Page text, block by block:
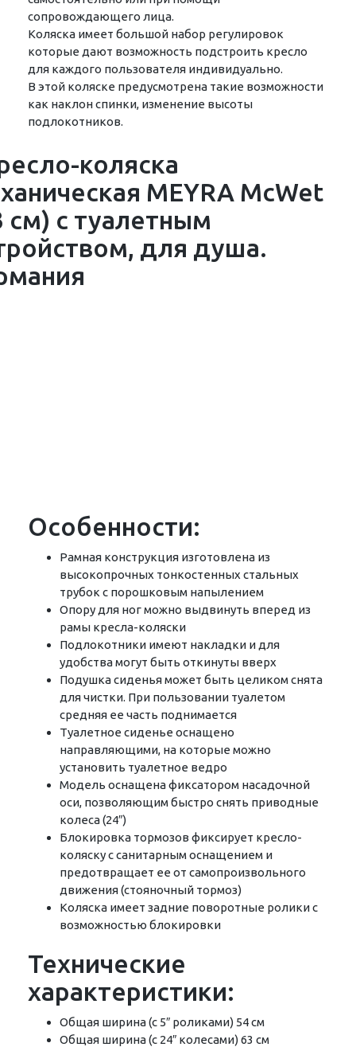
сопровождающего лица.
Коляска имеет большой набор регулировок
которые дают возможность подстроить кресло
для каждого пользователя индивидуально.
В этой коляске предусмотрена такие возможности
как наклон спинки, изменение высоты
подлокотников.
Особенности:
Рамная конструкция изготовлена из
высокопрочных тонкостенных стальных
трубок с порошковым напылением
Опору для ног можно выдвинуть вперед из
рамы кресла-коляски
Подлокотники имеют накладки и для
удобства могут быть откинуты вверх
Подушка сиденья может быть целиком снята
для чистки. При пользовании туалетом
средняя ее часть поднимается
Туалетное сиденье оснащено
направляющими, на которые можно
установить туалетное ведро
Модель оснащена фиксатором насадочной
оси, позволяющим быстро снять приводные
колеса (24″)
Блокировка тормозов фиксирует кресло-
коляску с санитарным оснащением и
предотвращает ее от самопроизвольного
движения (стояночный тормоз)
Коляска имеет задние поворотные ролики с
возможностью блокировки
Технические
характеристики:
Общая ширина (с 5″ роликами) 54 см
Общая ширина (с 24″ колесами) 63 см